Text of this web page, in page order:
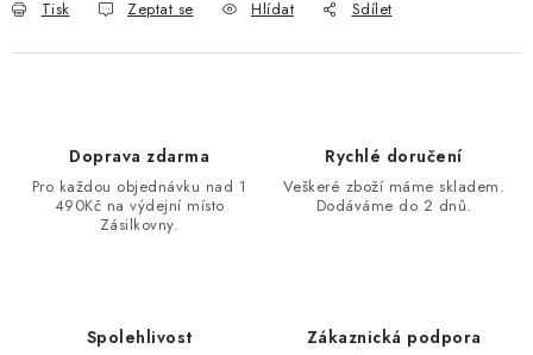
Tisk Zeptat se Hlídat Sdílet
Doprava zdarma
Pro každou objednávku nad 1
490Kč na výdejní místo
Zásilkovny.
Rychlé doručení
Veškeré zboží máme skladem.
Dodáváme do 2 dnů.
Spolehlivost Zákaznická podpora